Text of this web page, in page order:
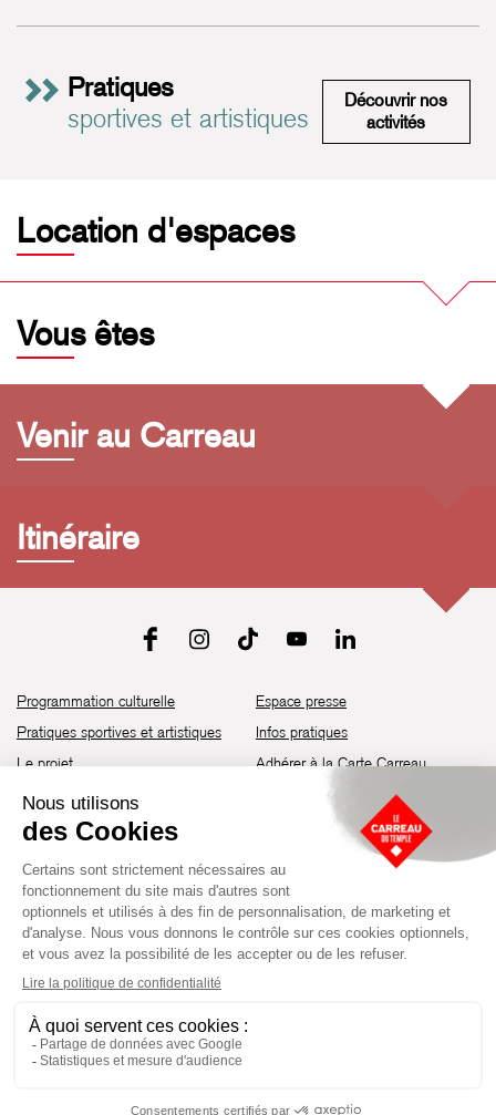
Pratiques
sportives et artistiques
Découvrir nos
activités
Location d'espaces
Vous êtes
Venir au Carreau
Itinéraire
Programmation culturelle
Pratiques sportives et artistiques
Le projet
Brochure de saison 25-26
Découvrir les espaces
Devenir partenaire
Espace presse
Infos pratiques
Adhérer à la Carte Carreau
Guide d’accessibilité
Établissement culturel et sportif à l’architecture industrielle de la fin du
XIXème siècle, le Carreau du Temple fut réhabilité en 2014 par la Ville
artistiques, culturels et sportifs, à travers une programmation éclectique